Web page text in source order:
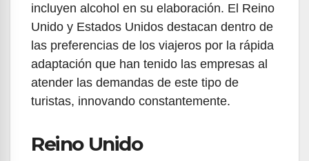
incluyen alcohol en su elaboración. El Reino
Unido y Estados Unidos destacan dentro de
las preferencias de los viajeros por la rápida
adaptación que han tenido las empresas al
atender las demandas de este tipo de
turistas, innovando constantemente.
Reino Unido